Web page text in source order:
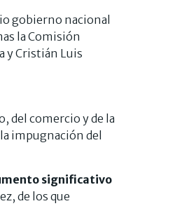
gobierno nacional
la Comisión
y Cristián Luis
del comercio y de la
impugnación del
significativo
de los que